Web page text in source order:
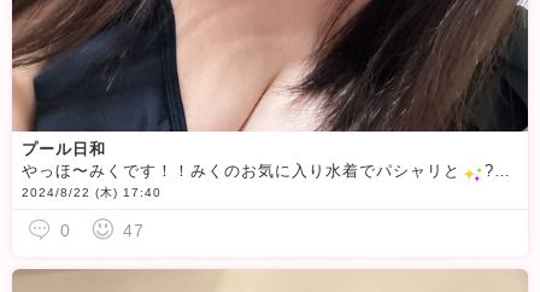
プール日和
やっほ〜みくです！！みくのお気に入り水着でパシャリと
?去年買ったものなのですが、お気に入りすぎて、今年も同じ水着に笑皆さんはどういう水着がお好きですか？
2024/8/22 (木) 17:40
0 47